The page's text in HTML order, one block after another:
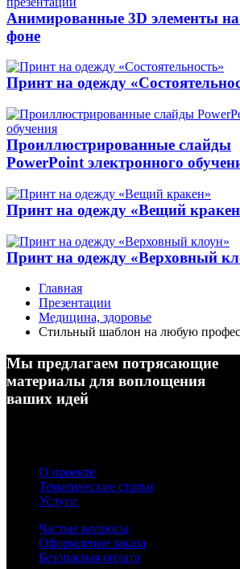
Анимированные 3D элементы
фоне
Принт на одежду
Проиллюстрированные слайды
PowerPoint электронного
Принт на одежду «Вещий
Принт на одежду «Верховный
Главная
Презентации
Медицина, здоровье
Стильный шаблон на любую
Мы предлагаем потрясающие
материалы для воплощения
ваших идей
О проекте
Тематические статьи
Услуги
Частые вопросы
Оформление заказа
Безопасная оплата